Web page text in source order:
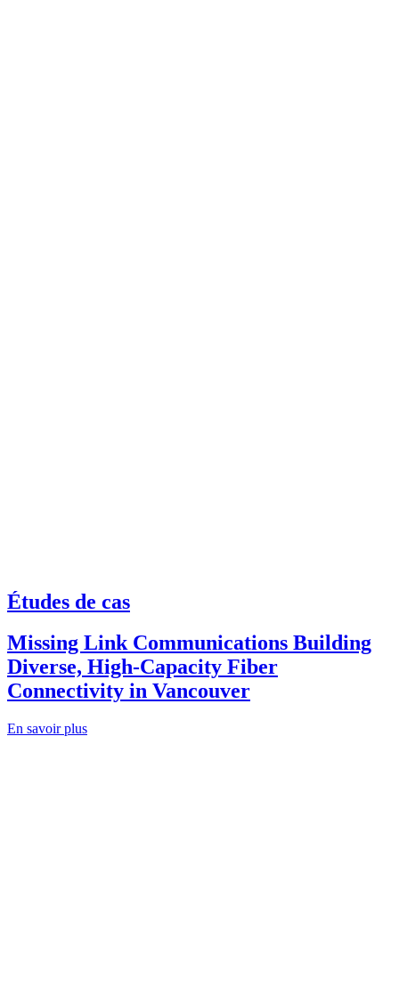
Études de cas
Missing Link Communications Building
Diverse, High-Capacity Fiber
Connectivity in Vancouver
En savoir plus